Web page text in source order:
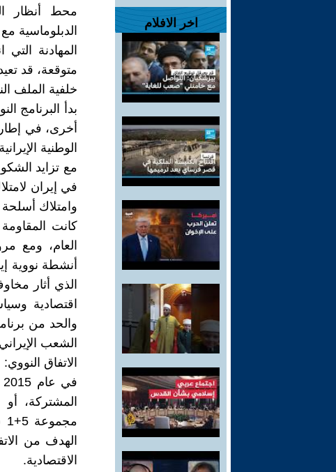
اخر الافلام
محط أنظار
الدبلوماسية
المهادنة
متوقعة، قد
خلفية الملف
بدأ البرنامج
أخرى، في
مع تزايد
في إيران
وامتلاك أسلحة
كانت
العام، ومع
أنشطة نووية
الذي أثار
اقتصادية
والحد من
الشعب
الاتفاق
المشتركة،
الهدف من
الاقتصادية.